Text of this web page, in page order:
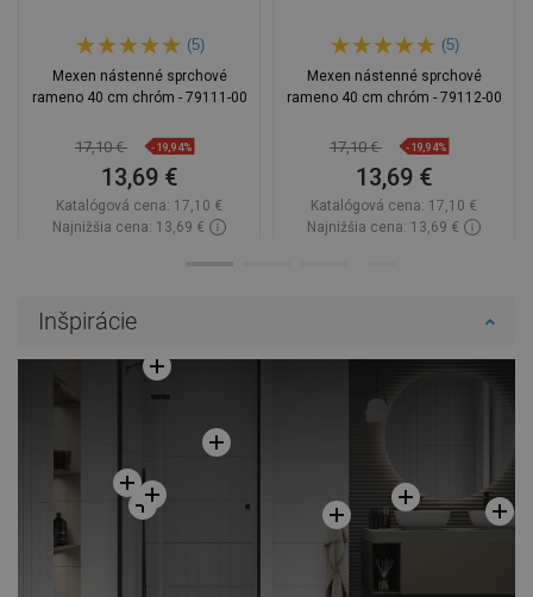
(5)
Mexen nástenné sprchové
rameno 40 cm chróm - 79111-00
17,10 € -19,94%
13,69 €
Katalógová cena: 17,10 €
Najnižšia cena: 13,69 €
(5)
Mexen nástenné sprchové
rameno 40 cm chróm - 79112-00
17,10 € -19,94%
13,69 €
Katalógová cena: 17,10 €
Najnižšia cena: 13,69 €
Inšpirácie